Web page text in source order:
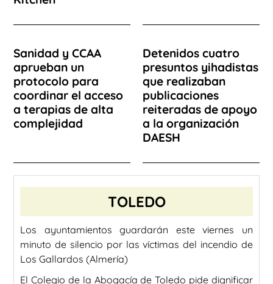
Sanidad y CCAA
aprueban un
protocolo para
coordinar el acceso
a terapias de alta
complejidad
Detenidos cuatro
presuntos yihadistas
que realizaban
publicaciones
reiteradas de apoyo
a la organización
DAESH
TOLEDO
Los ayuntamientos guardarán este viernes un
minuto de silencio por las víctimas del incendio de
Los Gallardos (Almería)
El Colegio de la Abogacía de Toledo pide dignificar